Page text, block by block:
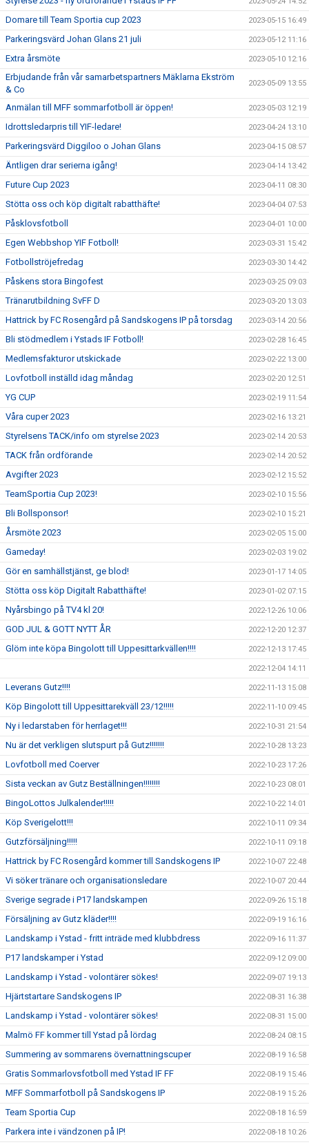
Domare till Team Sportia cup 2023 2023-05-15 16:49
Parkeringsvärd Johan Glans 21 juli 2023-05-12 11:16
Extra årsmöte 2023-05-10 12:16
Erbjudande från vår samarbetspartners Mäklarna Ekström
& Co
2023-05-09 13:55
Anmälan till MFF sommarfotboll är öppen! 2023-05-03 12:19
Idrottsledarpris till YIF-ledare! 2023-04-24 13:10
Parkeringsvärd Diggiloo o Johan Glans 2023-04-15 08:57
Äntligen drar serierna igång! 2023-04-14 13:42
Future Cup 2023 2023-04-11 08:30
Stötta oss och köp digitalt rabatthäfte! 2023-04-04 07:53
Påsklovsfotboll 2023-04-01 10:00
Egen Webbshop YIF Fotboll! 2023-03-31 15:42
Fotbollströjefredag 2023-03-30 14:42
Påskens stora Bingofest 2023-03-25 09:03
Tränarutbildning SvFF D 2023-03-20 13:03
Hattrick by FC Rosengård på Sandskogens IP på torsdag 2023-03-14 20:56
Bli stödmedlem i Ystads IF Fotboll! 2023-02-28 16:45
Medlemsfakturor utskickade 2023-02-22 13:00
Lovfotboll inställd idag måndag 2023-02-20 12:51
YG CUP 2023-02-19 11:54
Våra cuper 2023 2023-02-16 13:21
Styrelsens TACK/info om styrelse 2023 2023-02-14 20:53
TACK från ordförande 2023-02-14 20:52
Avgifter 2023 2023-02-12 15:52
TeamSportia Cup 2023! 2023-02-10 15:56
Bli Bollsponsor! 2023-02-10 15:21
Årsmöte 2023 2023-02-05 15:00
Gameday! 2023-02-03 19:02
Gör en samhällstjänst, ge blod! 2023-01-17 14:05
Stötta oss köp Digitalt Rabatthäfte! 2023-01-02 07:15
Nyårsbingo på TV4 kl 20! 2022-12-26 10:06
GOD JUL & GOTT NYTT ÅR 2022-12-20 12:37
Glöm inte köpa Bingolott till Uppesittarkvällen!!!! 2022-12-13 17:45
2022-12-04 14:11
Leverans Gutz!!!! 2022-11-13 15:08
Köp Bingolott till Uppesittarekväll 23/12!!!!! 2022-11-10 09:45
Ny i ledarstaben för herrlaget!!! 2022-10-31 21:54
Nu är det verkligen slutspurt på Gutz!!!!!!! 2022-10-28 13:23
Lovfotboll med Coerver 2022-10-23 17:26
Sista veckan av Gutz Beställningen!!!!!!!! 2022-10-23 08:01
BingoLottos Julkalender!!!!! 2022-10-22 14:01
Köp Sverigelott!!! 2022-10-11 09:34
Gutzförsäljning!!!!! 2022-10-11 09:18
Hattrick by FC Rosengård kommer till Sandskogens IP 2022-10-07 22:48
Vi söker tränare och organisationsledare 2022-10-07 20:44
Sverige segrade i P17 landskampen 2022-09-26 15:18
Försäljning av Gutz kläder!!!! 2022-09-19 16:16
Landskamp i Ystad - fritt inträde med klubbdress 2022-09-16 11:37
P17 landskamper i Ystad 2022-09-12 09:00
Landskamp i Ystad - volontärer sökes! 2022-09-07 19:13
Hjärtstartare Sandskogens IP 2022-08-31 16:38
Landskamp i Ystad - volontärer sökes! 2022-08-31 15:00
Malmö FF kommer till Ystad på lördag 2022-08-24 08:15
Summering av sommarens övernattningscuper 2022-08-19 16:58
Gratis Sommarlovsfotboll med Ystad IF FF 2022-08-19 15:46
MFF Sommarfotboll på Sandskogens IP 2022-08-19 15:26
Team Sportia Cup 2022-08-18 16:59
Parkera inte i vändzonen på IP! 2022-08-18 10:26